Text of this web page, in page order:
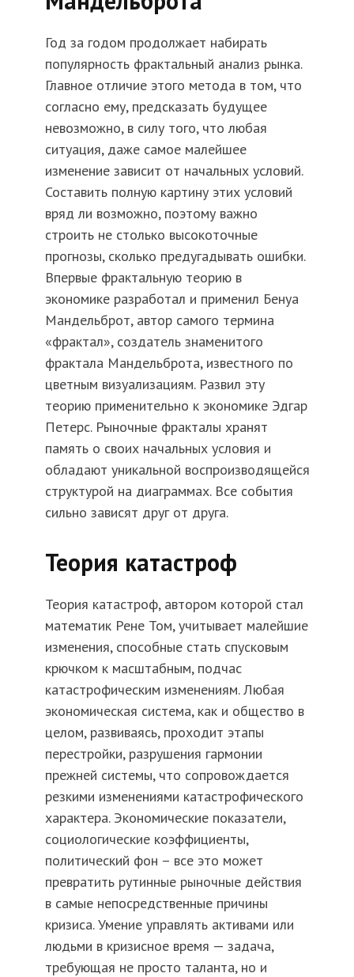
Год за годом продолжает набирать
популярность фрактальный анализ рынка.
Главное отличие этого метода в том, что
согласно ему, предсказать будущее
невозможно, в силу того, что любая
ситуация, даже самое малейшее
изменение зависит от начальных условий.
Составить полную картину этих условий
вряд ли возможно, поэтому важно
строить не столько высокоточные
прогнозы, сколько предугадывать ошибки.
Впервые фрактальную теорию в
экономике разработал и применил Бенуа
Мандельброт, автор самого термина
«фрактал», создатель знаменитого
фрактала Мандельброта, известного по
цветным визуализациям. Развил эту
теорию применительно к экономике Эдгар
Петерс. Рыночные фракталы хранят
память о своих начальных условия и
обладают уникальной воспроизводящейся
структурой на диаграммах. Все события
сильно зависят друг от друга.
Теория катастроф
Теория катастроф, автором которой стал
математик Рене Том, учитывает малейшие
изменения, способные стать спусковым
крючком к масштабным, подчас
катастрофическим изменениям. Любая
экономическая система, как и общество в
целом, развиваясь, проходит этапы
перестройки, разрушения гармонии
прежней системы, что сопровождается
резкими изменениями катастрофического
характера. Экономические показатели,
социологические коэффициенты,
политический фон – все это может
превратить рутинные рыночные действия
в самые непосредственные причины
кризиса. Умение управлять активами или
людьми в кризисное время — задача,
требующая не просто таланта, но и